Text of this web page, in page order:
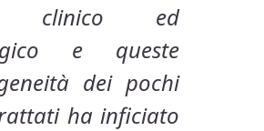
clinico ed
e queste
dei pochi
ha inficiato